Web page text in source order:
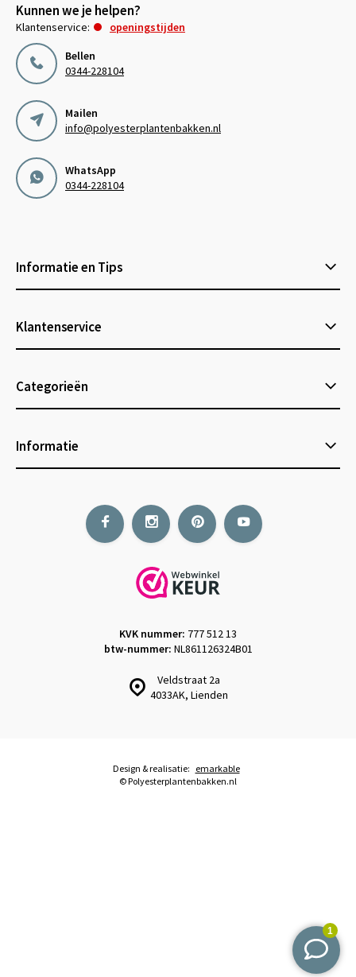
Kunnen we je helpen?
Klantenservice:
openingstijden
Bellen
0344-228104
Mailen
info@polyesterplantenbakken.nl
WhatsApp
0344-228104
Informatie en Tips
Klantenservice
Categorieën
Informatie
Veldstraat 2a
4033AK, Lienden
KVK nummer: 777 512 13
btw-nummer: NL861126324B01
© Polyesterplantenbakken.nl
Design & realisatie: emarkable